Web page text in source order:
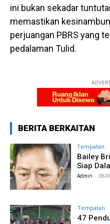
ini bukan sekadar
memastikan
perjuangan PBRS yang
pedalaman Tulid.
BERITA BERKAITAN
Tempatan
Bailey
Siap
Admin - 06/
Tempatan
47